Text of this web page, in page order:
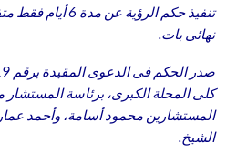
تنفيذ حكم الرؤية
نهائى بات.
كلى المحلة الكبرى، برئاسة
المستشارين محمود أسامة، وأحمد
الشيخ.